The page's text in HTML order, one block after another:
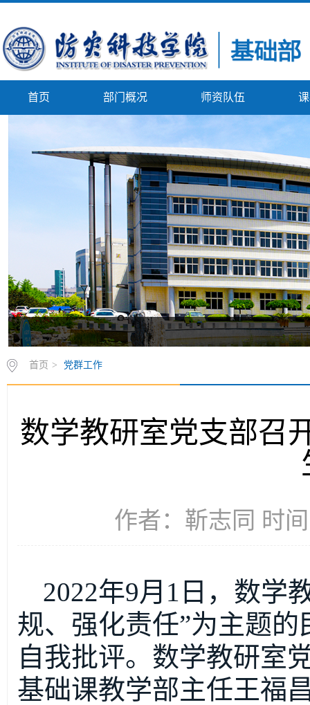
首页 部门概况 师资队伍
首页 > 党群工作
数学教研室党支部召
作者：靳志同 时
2022年9月1日，数学
规、强化责任”为主题
自我批评。数学教研室
基础课教学部主任王福